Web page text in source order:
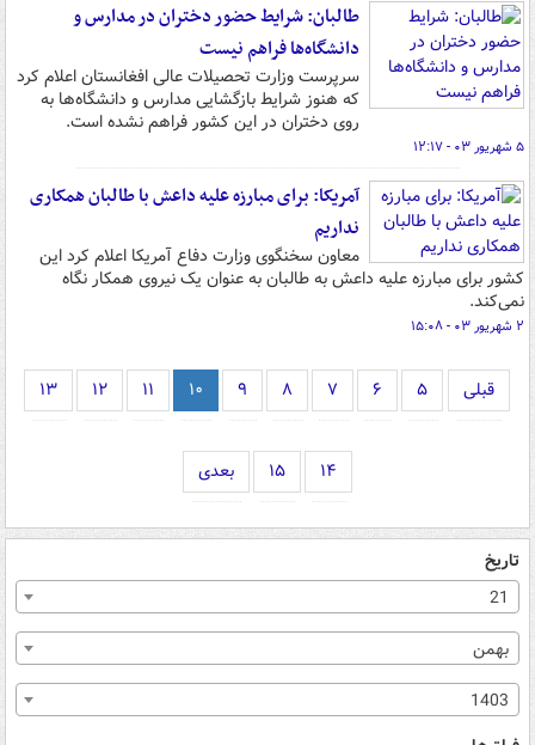
طالبان: شرایط حضور دختران در مدارس و
دانشگاه‌ها فراهم نیست
سرپرست وزارت تحصیلات عالی افغانستان اعلام کرد
که هنوز شرایط بازگشایی مدارس و دانشگاه‌ها به
روی دختران در این کشور فراهم نشده است.
۵ شهریور ۰۳ - ۱۲:۱۷
آمریکا: برای مبارزه علیه داعش با طالبان همکاری
نداریم
معاون سخنگوی وزارت دفاع آمریکا اعلام کرد این
کشور برای مبارزه علیه داعش به طالبان به عنوان یک نیروی همکار نگاه
نمی‌کند.
۲ شهریور ۰۳ - ۱۵:۰۸
قبلی ۵ ۶ ۷ ۸ ۹ ۱۰ ۱۱ ۱۲ ۱۳
۱۴ ۱۵ بعدی
تاریخ
21
بهمن
1403